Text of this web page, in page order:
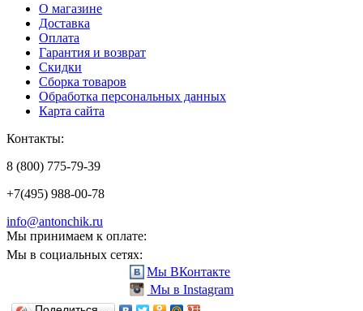
О магазине
Доставка
Оплата
Гарантия и возврат
Скидки
Сборка товаров
Обработка персональных данных
Карта сайта
Контакты:
8 (800) 775-79-39
+7(495) 988-00-78
info@antonchik.ru
Мы принимаем к оплате:
Мы в социальных сетях:
Мы ВКонтакте
Мы в Instagram